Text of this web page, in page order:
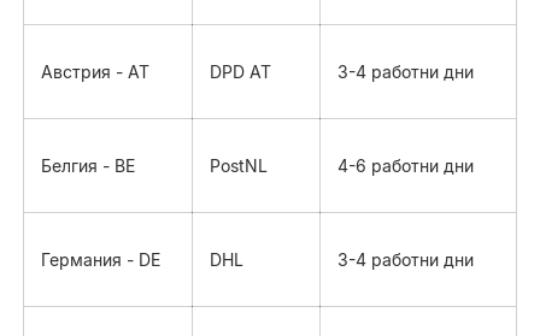
Австрия - AT DPD AT 3-4 работни дни
Белгия - BE PostNL 4-6 работни дни
Германия - DE DHL 3-4 работни дни